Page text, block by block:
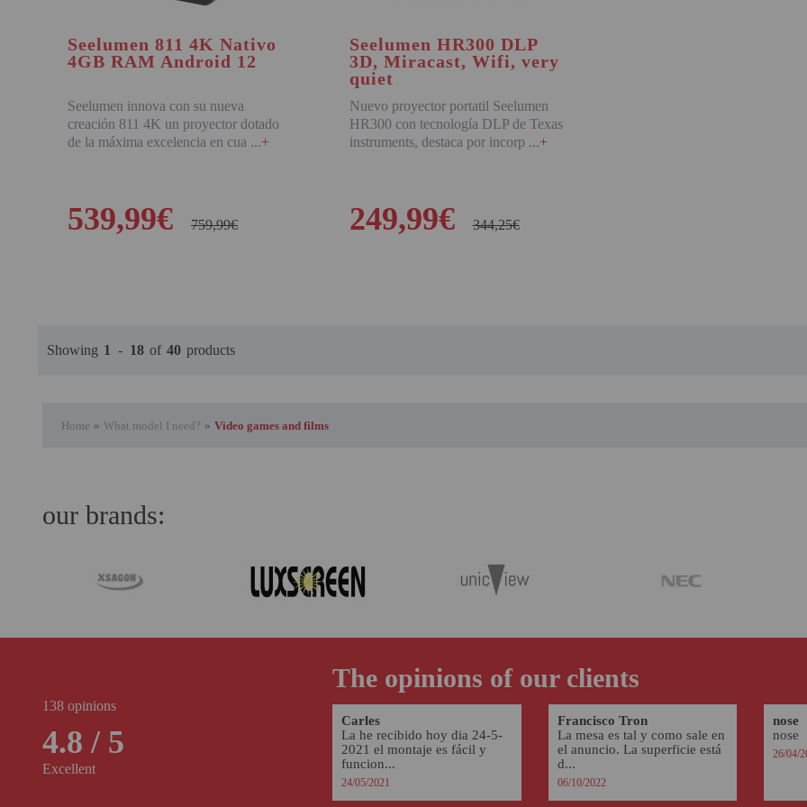
Seelumen 811 4K Nativo
4GB RAM Android 12
Seelumen innova con su nueva
creación 811 4K un proyector dotado
de la máxima excelencia en cua
+
539,99€ 759,99€
Seelumen HR300 DLP
3D, Miracast, Wifi, very
quiet
Nuevo proyector portatil Seelumen
HR300 con tecnología DLP de Texas
instruments, destaca por incorp
+
249,99€ 344,25€
Showing 1 - 18 of 40 products
Home » What model I need? » Video games and films
our brands:
138 opinions
4.8 / 5
Excellent
The opinions of our clients
Carles
La he recibido hoy dia 24-5-
2021 el montaje es fácil y
funcion...
24/05/2021
Francisco Tron
La mesa es tal y como sale en
el anuncio. La superficie está
d...
06/10/2022
nose
nose
26/04/